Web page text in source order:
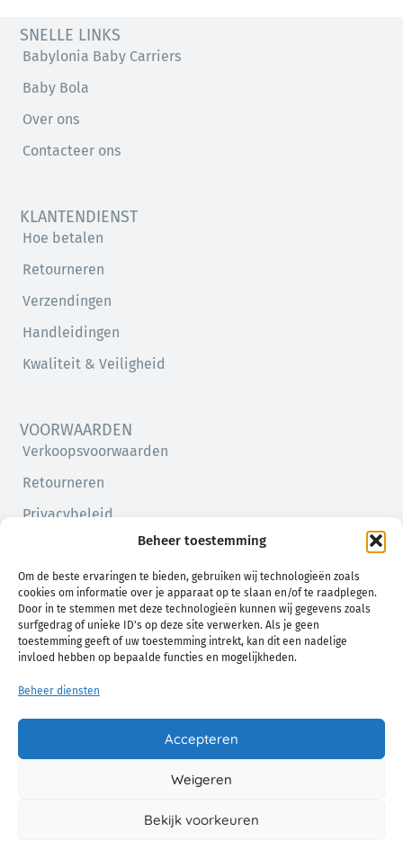
Beheer toestemming
Om de beste ervaringen te bieden, gebruiken wij technologieën zoals
cookies om informatie over je apparaat op te slaan en/of te raadplegen.
Door in te stemmen met deze technologieën kunnen wij gegevens zoals
surfgedrag of unieke ID's op deze site verwerken. Als je geen
toestemming geeft of uw toestemming intrekt, kan dit een nadelige
invloed hebben op bepaalde functies en mogelijkheden.
Beheer diensten
Accepteren
Weigeren
Bekijk voorkeuren
Natuurlijk comfort voor jou en je baby
SNELLE LINKS
Babylonia Baby Carriers
Baby Bola
Over ons
Contacteer ons
KLANTENDIENST
Hoe betalen
Retourneren
Verzendingen
Handleidingen
Kwaliteit & Veiligheid
VOORWAARDEN
Verkoopsvoorwaarden
Retourneren
Privacybeleid
Cookiebeleid (EU)